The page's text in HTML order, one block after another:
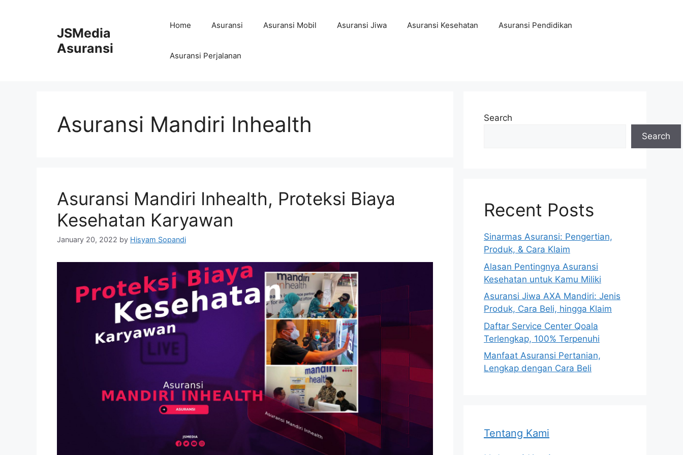
JSMedia
Asuransi
Home Asuransi Asuransi Mobil Asuransi Jiwa Asuransi Kesehatan Asuransi Pendidikan
Asuransi Perjalanan
Asuransi Mandiri Inhealth
Asuransi Mandiri Inhealth, Proteksi Biaya
Kesehatan Karyawan
January 20, 2022 by Hisyam Sopandi
Search
Search
Recent Posts
Sinarmas Asuransi: Pengertian,
Produk, & Cara Klaim
Alasan Pentingnya Asuransi
Kesehatan untuk Kamu Miliki
Asuransi Jiwa AXA Mandiri: Jenis
Produk, Cara Beli, hingga Klaim
Daftar Service Center Qoala
Terlengkap, 100% Terpenuhi
Manfaat Asuransi Pertanian,
Lengkap dengan Cara Beli
Tentang Kami